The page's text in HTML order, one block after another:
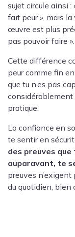
sujet circule ainsi :
fait peur », mais
œuvre est plus
pas pouvoir faire ».
Cette différence
peur comme fin
que tu n’es pas
considérablement
pratique.
La confiance en
te sentir en
des preuves que
auparavant, te
preuves
du quotidien, bien